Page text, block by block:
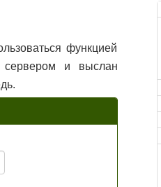
функцией
сервером и выслан